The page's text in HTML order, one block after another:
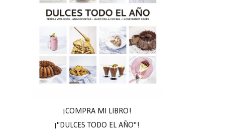
¡COMPRA MI LIBRO!
¡"DULCES TODO EL AÑO"!